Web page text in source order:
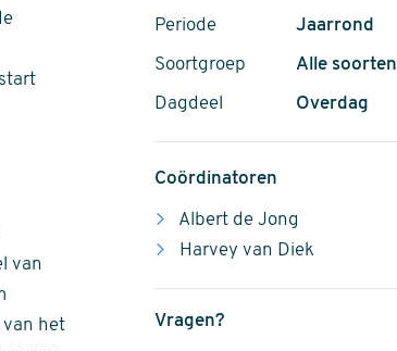
van
van het
Periode Jaarrond
Soortgroep Alle soorten
Dagdeel Overdag
Coördinatoren
Albert de Jong
Harvey van Diek
Vragen?